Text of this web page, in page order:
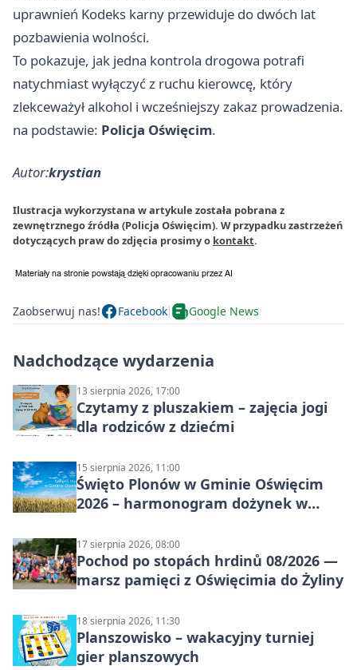
uprawnień Kodeks karny przewiduje do dwóch lat
pozbawienia wolności.
To pokazuje, jak jedna kontrola drogowa potrafi
natychmiast wyłączyć z ruchu kierowcę, który
zlekceważył alkohol i wcześniejszy zakaz prowadzenia.
na podstawie: Policja Oświęcim.
Autor:krystian
Ilustracja wykorzystana w artykule została pobrana z
zewnętrznego źródła (Policja Oświęcim). W przypadku zastrzeżeń
dotyczących praw do zdjęcia prosimy o kontakt.
Zaobserwuj nas! Facebook Google News
Nadchodzące wydarzenia
13 sierpnia 2026, 17:00
Czytamy z pluszakiem – zajęcia jogi
dla rodziców z dziećmi
15 sierpnia 2026, 11:00
Święto Plonów w Gminie Oświęcim
2026 – harmonogram dożynek w
17 sierpnia 2026, 08:00
Pochod po stopách hrdinů 08/2026 —
marsz pamięci z Oświęcimia do Żyliny
18 sierpnia 2026, 11:30
Planszowisko – wakacyjny turniej
gier planszowych